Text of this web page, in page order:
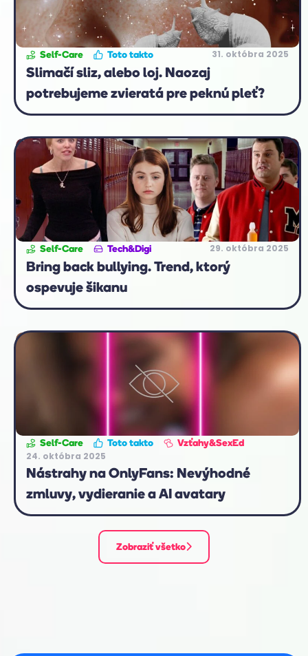
Self-Care Toto takto 31. októbra 2025
Slimačí sliz, alebo loj. Naozaj
potrebujeme zvieratá pre peknú pleť?
Self-Care Tech&Digi 29. októbra 2025
Bring back bullying. Trend, ktorý
ospevuje šikanu
Self-Care Toto takto
Vzťahy&SexEd
24. októbra 2025
Nástrahy na OnlyFans: Nevýhodné
zmluvy, vydieranie a AI avatary
Zobraziť všetko